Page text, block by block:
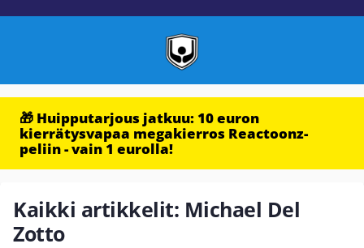
🎁 Huipputarjous jatkuu: 10 euron
kierrätysvapaa megakierros Reactoonz-
peliin - vain 1 eurolla!
Kaikki artikkelit: Michael Del
Zotto